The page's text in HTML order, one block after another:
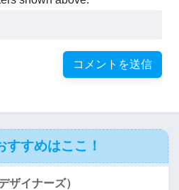
すめはここ！
ザイナーズ）